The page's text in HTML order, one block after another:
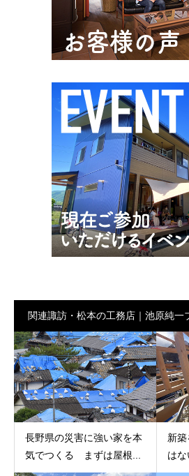
関連諏訪・松本の工務店｜池原純一
長野県の災害に強い家を本
気でつくる まずは屋根...
新
は